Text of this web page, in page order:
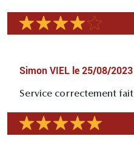
Simon VIEL le 25/08/2023
Service correctement fait